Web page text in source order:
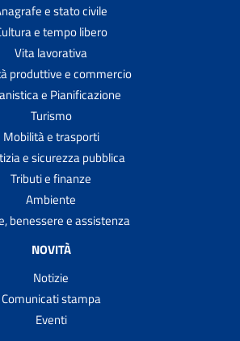
e stato civile
e tempo libero
Vita lavorativa
produttive e commercio
e Pianificazione
Turismo
Mobilità e trasporti
e sicurezza pubblica
Tributi e finanze
Ambiente
benessere e assistenza
NOVITÀ
Notizie
Comunicati stampa
Eventi